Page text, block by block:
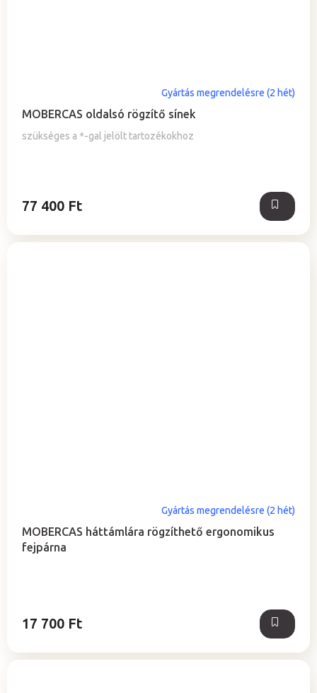
MOBERCAS oldalsó rögzítő sínek
szükséges a *-gal jelölt tartozékokhoz
Gyártás megrendelésre (2 hét)
77 400 Ft
MOBERCAS háttámlára rögzíthető ergonomikus
fejpárna
Gyártás megrendelésre (2 hét)
17 700 Ft